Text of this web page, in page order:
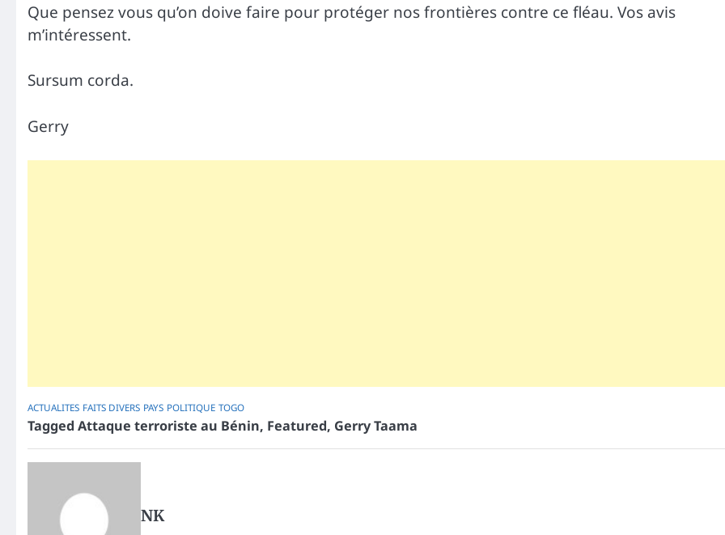
Que pensez vous qu’on doive faire pour protéger nos frontières contre ce fléau. Vos avis
m’intéressent.
Sursum corda.
Gerry
ACTUALITES FAITS DIVERS PAYS POLITIQUE TOGO
Tagged Attaque terroriste au Bénin, Featured, Gerry Taama
NK